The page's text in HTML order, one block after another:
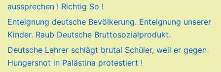
aussprechen ! Richtig So !
Enteignung deutsche Bevölkerung. Enteignung unserer
Kinder. Raub Deutsche Bruttosozialprodukt.
Deutsche Lehrer schlägt brutal Schüler, weil er gegen
Hungersnot in Palästina protestiert !